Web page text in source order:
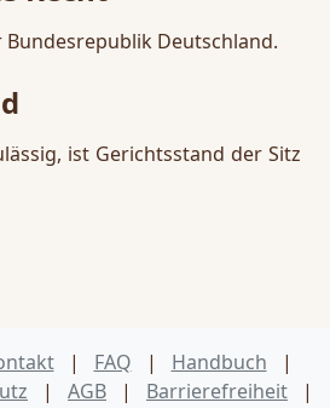
Bundesrepublik Deutschland.
ist Gerichtsstand der Sitz
| FAQ | Handbuch
|
| AGB | Barrierefreiheit
|